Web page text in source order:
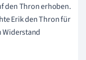
den Thron erhoben.
Erik den Thron für
Widerstand